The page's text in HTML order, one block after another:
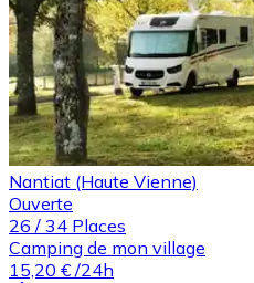
Nantiat (Haute Vienne)
Ouverte
26 / 34 Places
Camping de mon village
15,20 € /24h